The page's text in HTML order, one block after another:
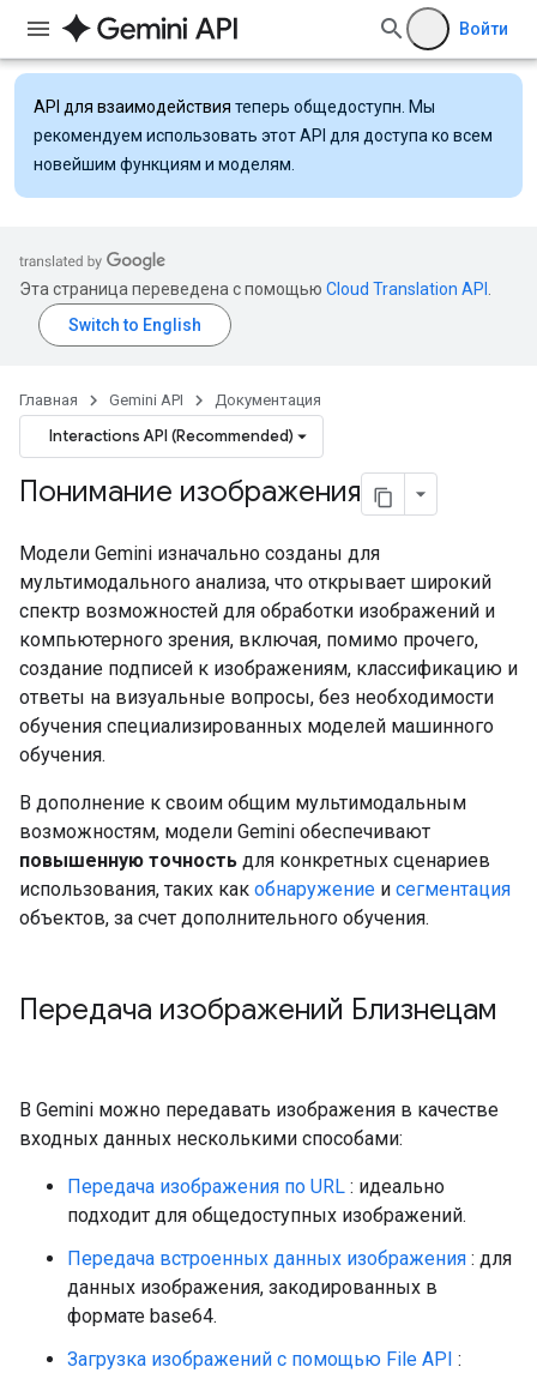
Войти
API для взаимодействия теперь общедоступн. Мы
рекомендуем использовать этот API для доступа ко всем
новейшим функциям и моделям.
Эта страница переведена с помощью Cloud Translation API
Главная Gemini API Документация
Interactions API (Recommended)
Понимание изображения
Модели Gemini изначально созданы для
мультимодального анализа, что открывает широкий
спектр возможностей для обработки изображений и
компьютерного зрения, включая, помимо прочего,
создание подписей к изображениям, классификацию и
ответы на визуальные вопросы, без необходимости
обучения специализированных моделей машинного
обучения.
В дополнение к своим общим мультимодальным
возможностям, модели Gemini обеспечивают
повышенную точность для конкретных сценариев
использования, таких как обнаружение и сегментация
объектов, за счет дополнительного обучения.
Передача изображений Близнецам
В Gemini можно передавать изображения в качестве
входных данных несколькими способами:
Передача изображения по URL : идеально
подходит для общедоступных изображений.
Передача встроенных данных изображения : для
данных изображения, закодированных в
формате base64.
Загрузка изображений с помощью File API :